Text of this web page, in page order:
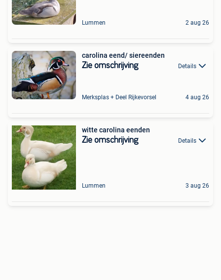
Lummen 2 aug 26
carolina eend/ siereenden
Zie omschrijving Details
Merksplas + Deel Rijkevorsel 4 aug 26
witte carolina eenden
Zie omschrijving Details
Lummen 3 aug 26